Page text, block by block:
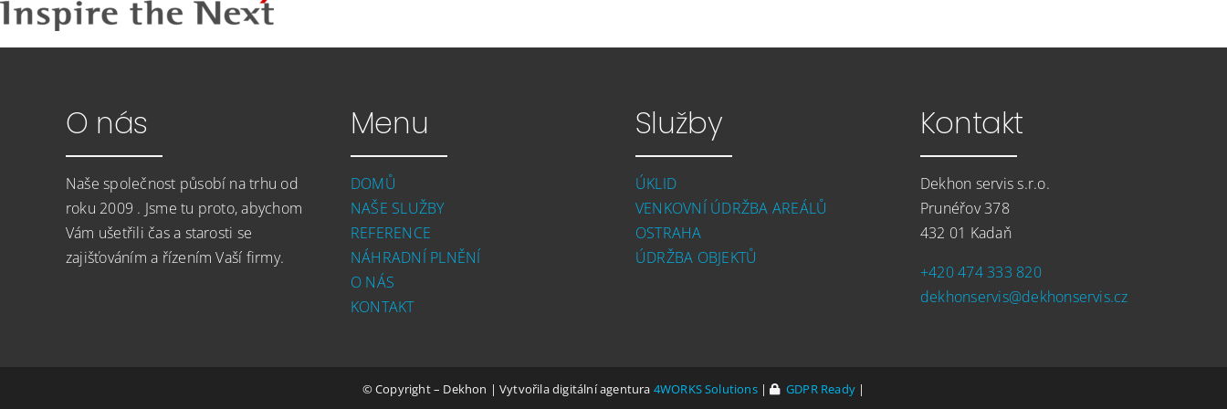
O nás
Naše společnost působí na trhu od
roku 2009 . Jsme tu proto, abychom
Vám ušetřili čas a starosti se
zajišťováním a řízením Vaší firmy.
Menu
DOMŮ
NAŠE SLUŽBY
REFERENCE
NÁHRADNÍ PLNĚNÍ
O NÁS
KONTAKT
Služby
ÚKLID
VENKOVNÍ ÚDRŽBA AREÁLŮ
OSTRAHA
ÚDRŽBA OBJEKTŮ
Kontakt
Dekhon servis s.r.o.
Prunéřov 378
432 01 Kadaň
+420 474 333 820
dekhonservis@dekhonservis.cz
© Copyright – Dekhon | Vytvořila digitální agentura 4WORKS Solutions| GDPR Ready |